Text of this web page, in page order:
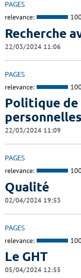
PAGES
relevance:
Recherche
22/03/2024 11:06
PAGES
relevance:
Politique de
personnelles
22/03/2024 11:09
PAGES
relevance:
Qualité
02/04/2024 19:53
PAGES
relevance:
Le GHT
05/04/2024 12:55